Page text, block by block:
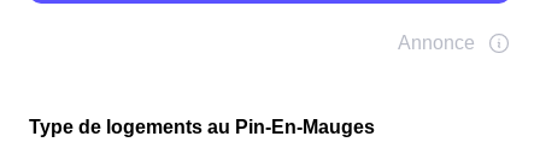
Type de logements au Pin-En-Mauges